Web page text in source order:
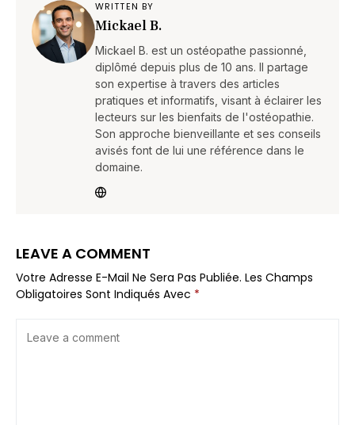
WRITTEN BY
Mickael B.
Mickael B. est un ostéopathe passionné,
diplômé depuis plus de 10 ans. Il partage
son expertise à travers des articles
pratiques et informatifs, visant à éclairer les
lecteurs sur les bienfaits de l'ostéopathie.
Son approche bienveillante et ses conseils
avisés font de lui une référence dans le
domaine.
LEAVE A COMMENT
Votre Adresse E-Mail Ne Sera Pas Publiée. Les Champs
Obligatoires Sont Indiqués Avec *